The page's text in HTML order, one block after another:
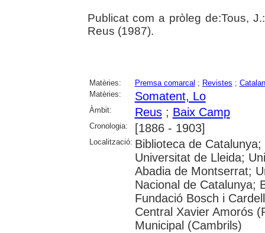
Publicat com a pròleg de:Tous,
Reus (1987).
Matèries: Premsa comarcal ; Revistes ;
Matèries:
Somatent, Lo
Àmbit: Reus; Baix Camp
Cronologia: [1886 - 1903]
Localització: Biblioteca de
Universitat de Lleida;
Abadia de Montserrat;
Nacional de Catalunya;
Fundació Bosch i
Central Xavier Amorós
Municipal (Cambrils)